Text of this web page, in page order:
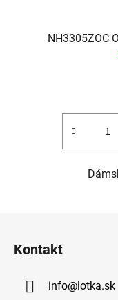
NH3305ZOC
Kontakt
info@lotka.sk